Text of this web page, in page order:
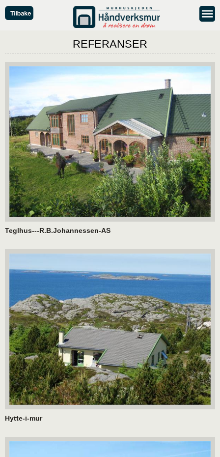
REFERANSER
Teglhus---R.B.Johannessen-AS
Hytte-i-mur